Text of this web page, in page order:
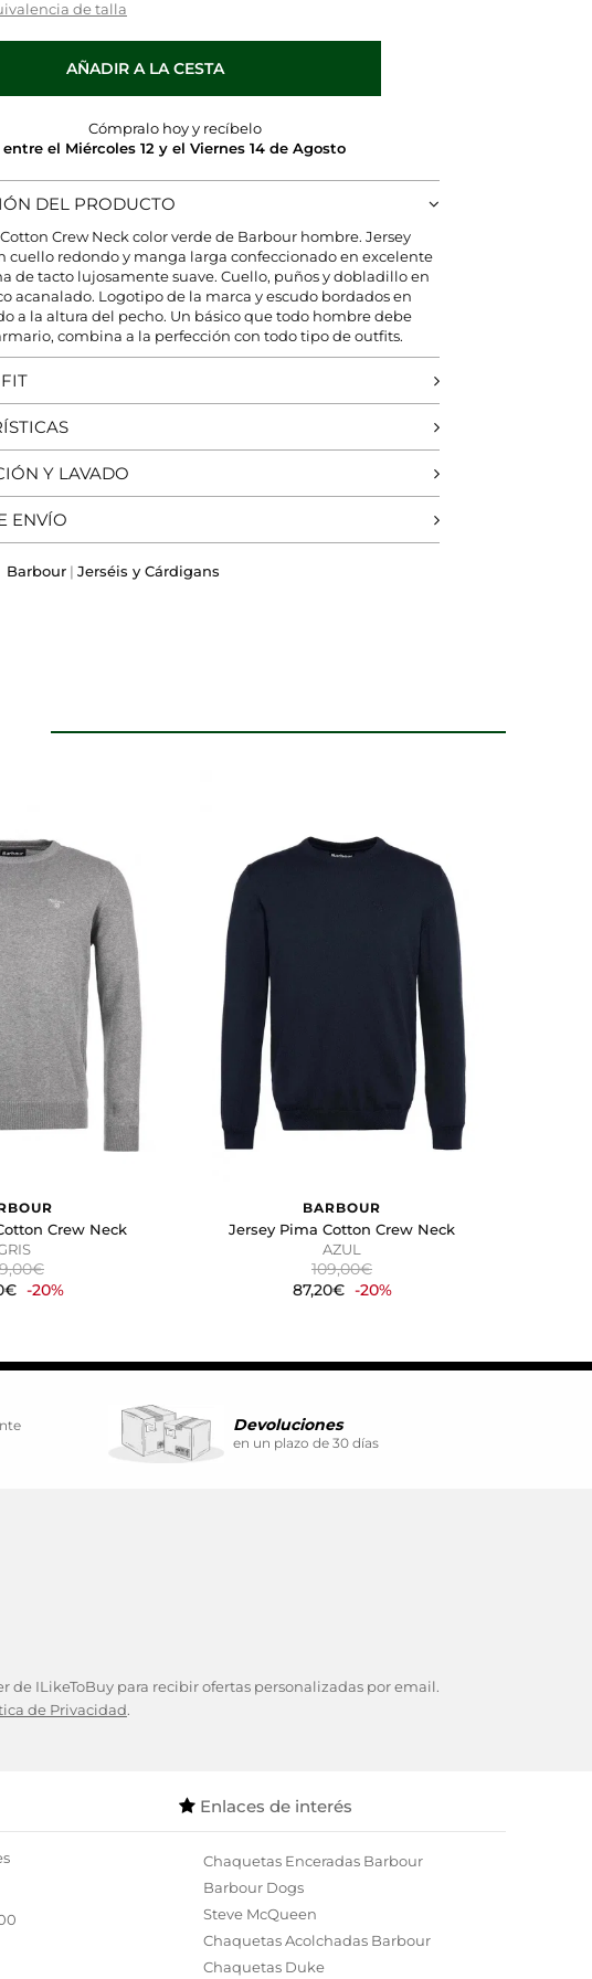
de talla
AÑADIR A LA CESTA
Cómpralo hoy y recíbelo
entre el Miércoles 12 y el Viernes 14 de Agosto
DEL PRODUCTO
Crew Neck color verde de Barbour hombre. Jersey
cuello redondo y manga larga confeccionado en excelente
de tacto lujosamente suave. Cuello, puños y dobladillo en
acanalado. Logotipo de la marca y escudo bordados en
a la altura del pecho. Un básico que todo hombre debe
combina a la perfección con todo tipo de outfits.
Y LAVADO
ENVÍO
Barbour | Jerséis y Cárdigans
Crew Neck
-20%
BARBOUR
Jersey Pima Cotton Crew Neck
AZUL
109,00€
87,20€ -20%
Devoluciones
en un plazo de 30 días
de ILikeToBuy para recibir ofertas personalizadas por email.
de Privacidad.
Enlaces de interés
Chaquetas Enceradas Barbour
Barbour Dogs
Steve McQueen
Chaquetas Acolchadas Barbour
Chaquetas Duke
en que la página se comporta o el
es mostrar anuncios relevantes y